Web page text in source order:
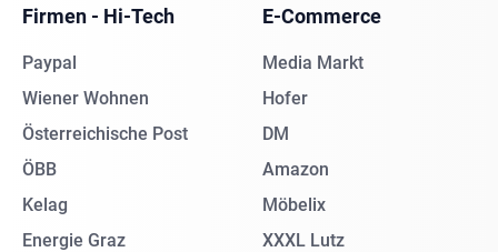
Firmen - Hi-Tech
Paypal
Wiener Wohnen
Österreichische Post
ÖBB
Kelag
Energie Graz
E-Commerce
Media Markt
Hofer
DM
Amazon
Möbelix
XXXL Lutz